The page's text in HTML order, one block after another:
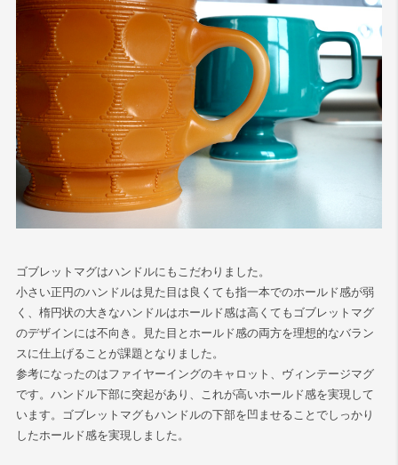
ゴブレットマグはハンドルにもこだわりました。
小さい正円のハンドルは見た目は良くても指一本でのホールド感が弱
く、楕円状の大きなハンドルはホールド感は高くてもゴブレットマグ
のデザインには不向き。見た目とホールド感の両方を理想的なバラン
スに仕上げることが課題となりました。
参考になったのはファイヤーイングのキャロット、ヴィンテージマグ
です。ハンドル下部に突起があり、これが高いホールド感を実現して
います。ゴブレットマグもハンドルの下部を凹ませることでしっかり
したホールド感を実現しました。